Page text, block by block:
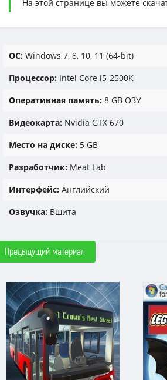
На этой странице вы можете
ОС: Windows 7, 8, 10, 11 (64-bit)
Процессор: Intel Core i5-2500K
Оперативная память: 8 GB ОЗУ
Видеокарта: Nvidia GTX 670
Место на диске: 5 GB
Разработчик: Meat Lab
Интерфейс: Английский
Озвучка: Вшита
Предыдущий материал